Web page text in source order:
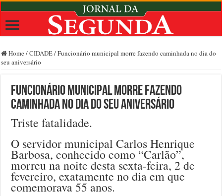
Home /CIDADE/Funcionário municipal morre fazendo caminhada no dia do
seu aniversário
Funcionário municipal morre fazendo
caminhada no dia do seu aniversário
Triste fatalidade.
O servidor municipal Carlos Henrique
Barbosa, conhecido como “Carlão”,
morreu na noite desta sexta-feira, 2 de
fevereiro, exatamente no dia em que
comemorava 55 anos.